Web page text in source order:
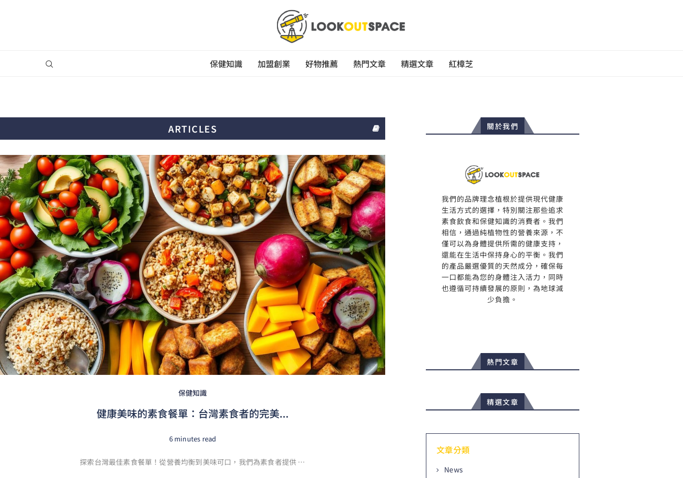
保健知識 加盟創業 好物推薦 熱門文章 精選文章 紅樟芝
ARTICLES
保健知識
健康美味的素食餐單：台灣素食者的完美...
6 minutes read
探索台灣最佳素食餐單！從營養均衡到美味可口，我們為素食者提供 …
關於我們
我們的品牌理念植根於提供現代健康
生活方式的選擇，特別關注那些追求
素食飲食和保健知識的消費者。我們
相信，通過純植物性的營養來源，不
僅可以為身體提供所需的健康支持，
還能在生活中保持身心的平衡。我們
的產品嚴選優質的天然成分，確保每
一口都能為您的身體注入活力，同時
也遵循可持續發展的原則，為地球減
少負擔。
熱門文章
精選文章
文章分類
News